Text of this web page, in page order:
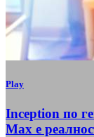
Play
Inception по
Max е